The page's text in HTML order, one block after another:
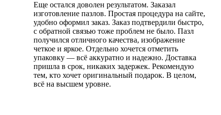
Еще остался доволен результатом. Заказал
изготовление пазлов. Простая процедура на сайте,
удобно оформил заказ. Заказ подтвердили быстро,
с обратной связью тоже проблем не было. Пазл
получился отличного качества, изображение
четкое и яркое. Отдельно хочется отметить
упаковку — всё аккуратно и надежно. Доставка
пришла в срок, никаких задержек. Рекомендую
тем, кто хочет оригинальный подарок. В целом,
всё на высшем уровне.